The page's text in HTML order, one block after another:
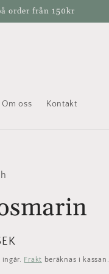
order från 150kr
Om oss Kontakt
ingår. Frakt beräknas i kassan.